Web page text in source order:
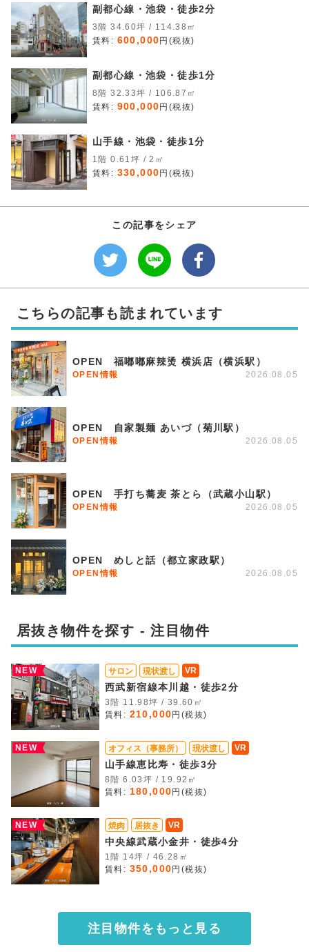
副都心線・池袋・徒歩2分
3階 34.60坪 / 114.38㎡
賃料: 600,000 円(税抜)
副都心線・池袋・徒歩1分
8階 32.33坪 / 106.87㎡
賃料: 900,000 円(税抜)
山手線・池袋・徒歩1分
1階 0.61坪 / 2㎡
賃料: 330,000 円(税抜)
この記事をシェア
こちらの記事も読まれています
OPEN 福嘟嘟麻辣烫 横浜店（横浜駅）
OPEN情報 2026.08.05
OPEN 自家製麺 あいづ（菊川駅）
OPEN情報 2026.08.05
OPEN 手打ち蕎麦 茶とら（武蔵小山駅）
OPEN情報 2026.08.05
OPEN めしと話（都立家政駅）
OPEN情報 2026.08.05
居抜き物件を探す - 注目物件
NEW サロン 現状渡し VR
西武新宿線本川越・徒歩2分
3階 11.98坪 / 39.60㎡
賃料: 210,000 円(税抜)
NEW オフィス（事務所） 現状渡し VR
山手線恵比寿・徒歩3分
8階 6.03坪 / 19.92㎡
賃料: 180,000 円(税抜)
NEW 焼肉 居抜き VR
中央線武蔵小金井・徒歩4分
1階 14坪 / 46.28㎡
賃料: 350,000 円(税抜)
注目物件をもっと見る